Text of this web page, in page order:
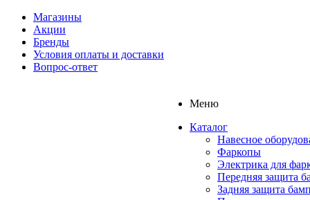
Магазины
Акции
Бренды
Условия оплаты и доставки
Вопрос-ответ
Меню
Каталог
Навесное
Фаркопы
Электрика для
Передняя защита
Задняя защита